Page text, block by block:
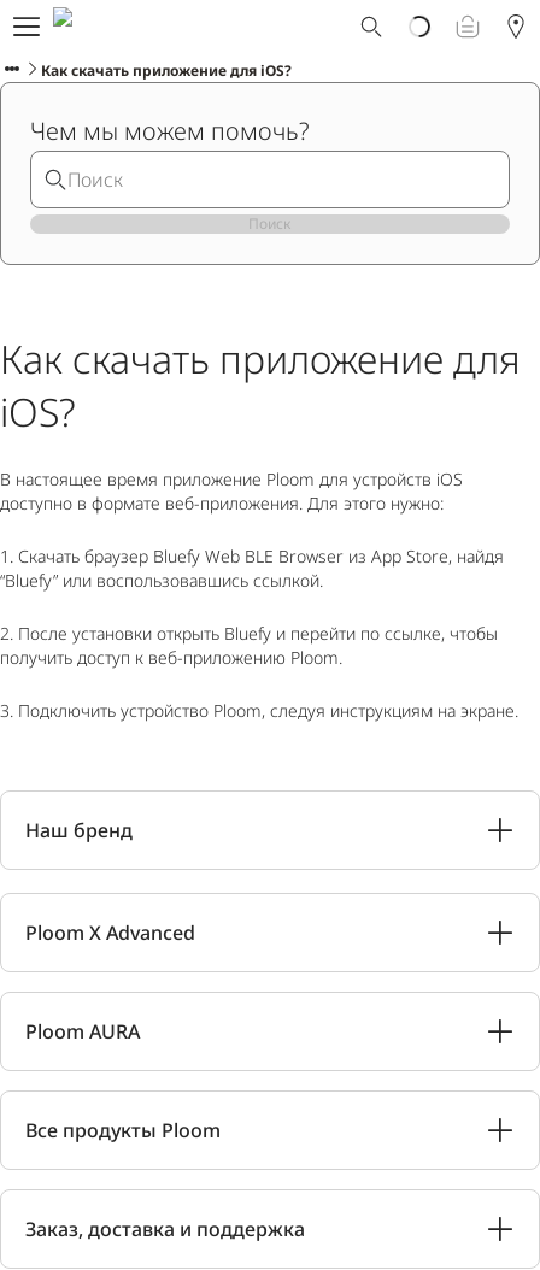
Что такое Ploom AURA?
Каталог
Смарт Апгрейд
Служба поддержки Ploom
Взять в прокат устройство
Фирменные магазины
Как скачать приложение для iOS?
Чем мы можем помочь?
Поиск
Как скачать приложение для
iOS?
В настоящее время приложение Ploom для устройств iOS
доступно в формате веб-приложения. Для этого нужно:
1. Скачать браузер Bluefy Web BLE Browser из App Store, найдя
“Bluefy” или воспользовавшись ссылкой.
2. После установки открыть Bluefy и перейти по ссылке, чтобы
получить доступ к веб-приложению Ploom.
3. Подключить устройство Ploom, следуя инструкциям на экране.
Наш бренд
Ploom X Advanced
Ploom AURA
Все продукты Ploom
Заказ, доставка и поддержка